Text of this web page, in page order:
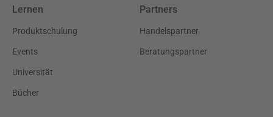
Lernen
Produktschulung
Events
Universität
Bücher
Partners
Handelspartner
Beratungspartner